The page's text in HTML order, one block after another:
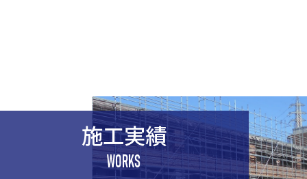
施工実績
WORKS